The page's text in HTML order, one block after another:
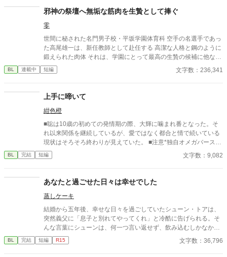
邪神の祭壇へ無垢な筋肉を生贄として捧ぐ
零
世間に秘された名門男子校・平坂学園体育科 空手の名選手であっ
た高尾雄一は、新任教師として赴任する 高潔な人格と鋼のように
鍛えられた肉体 それは、学園にとって最高の生贄の候補に他なら
なかった 至高の筋肉を持つ、精神を削られ意志をなくした青年を
太古の神に捧げるため、“水”、“風”、“土”の信奉者達が暗躍する 意
校で繰り広げられるダークファンタジー
BL 連載中 短編 文字数：236,341
上手に啼いて
紺色橙
■聡は10歳の初めての発情期の際、大輝に噛まれ番となった。そ
れ以来関係を継続しているが、愛ではなく都合と情で続いている
現状はそろそろ終わりが見えていた。 ■注意*独自オメガバース設
定。■『それは愛か本能か』と同じ世界設定です。関係は一切な
し。
BL 完結 短編 文字数：9,082
あなたと過ごせた日々は幸せでした
蒸しケーキ
結婚から五年後、幸せな日々を過ごしていたシューン・トアは、
突然義父に「息子と別れてやってくれ」と冷酷に告げられる。そ
んな言葉にシューンは、何一つ言い返せず、飲み込むしかなかっ
た。そして、夫であるアインス・キールに離婚を切り出すが、ア
インスがそう簡単にシューンを手離す訳もなく......。
BL 完結 短編 R15 文字数：36,796